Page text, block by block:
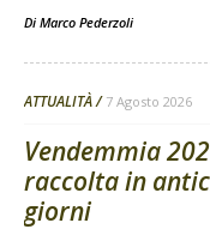
Di Marco Pederzoli
ATTUALITÀ 7 Agosto 2026
Vendemmia
raccolta in
giorni